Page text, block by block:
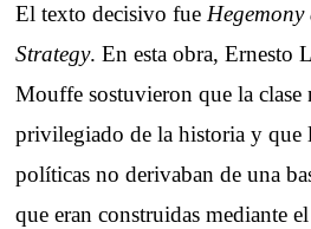
El texto decisivo fue
Strategy. En esta obra, Ernesto
Mouffe sostuvieron que la clase
privilegiado de la historia y que
políticas no derivaban de una
que eran construidas mediante